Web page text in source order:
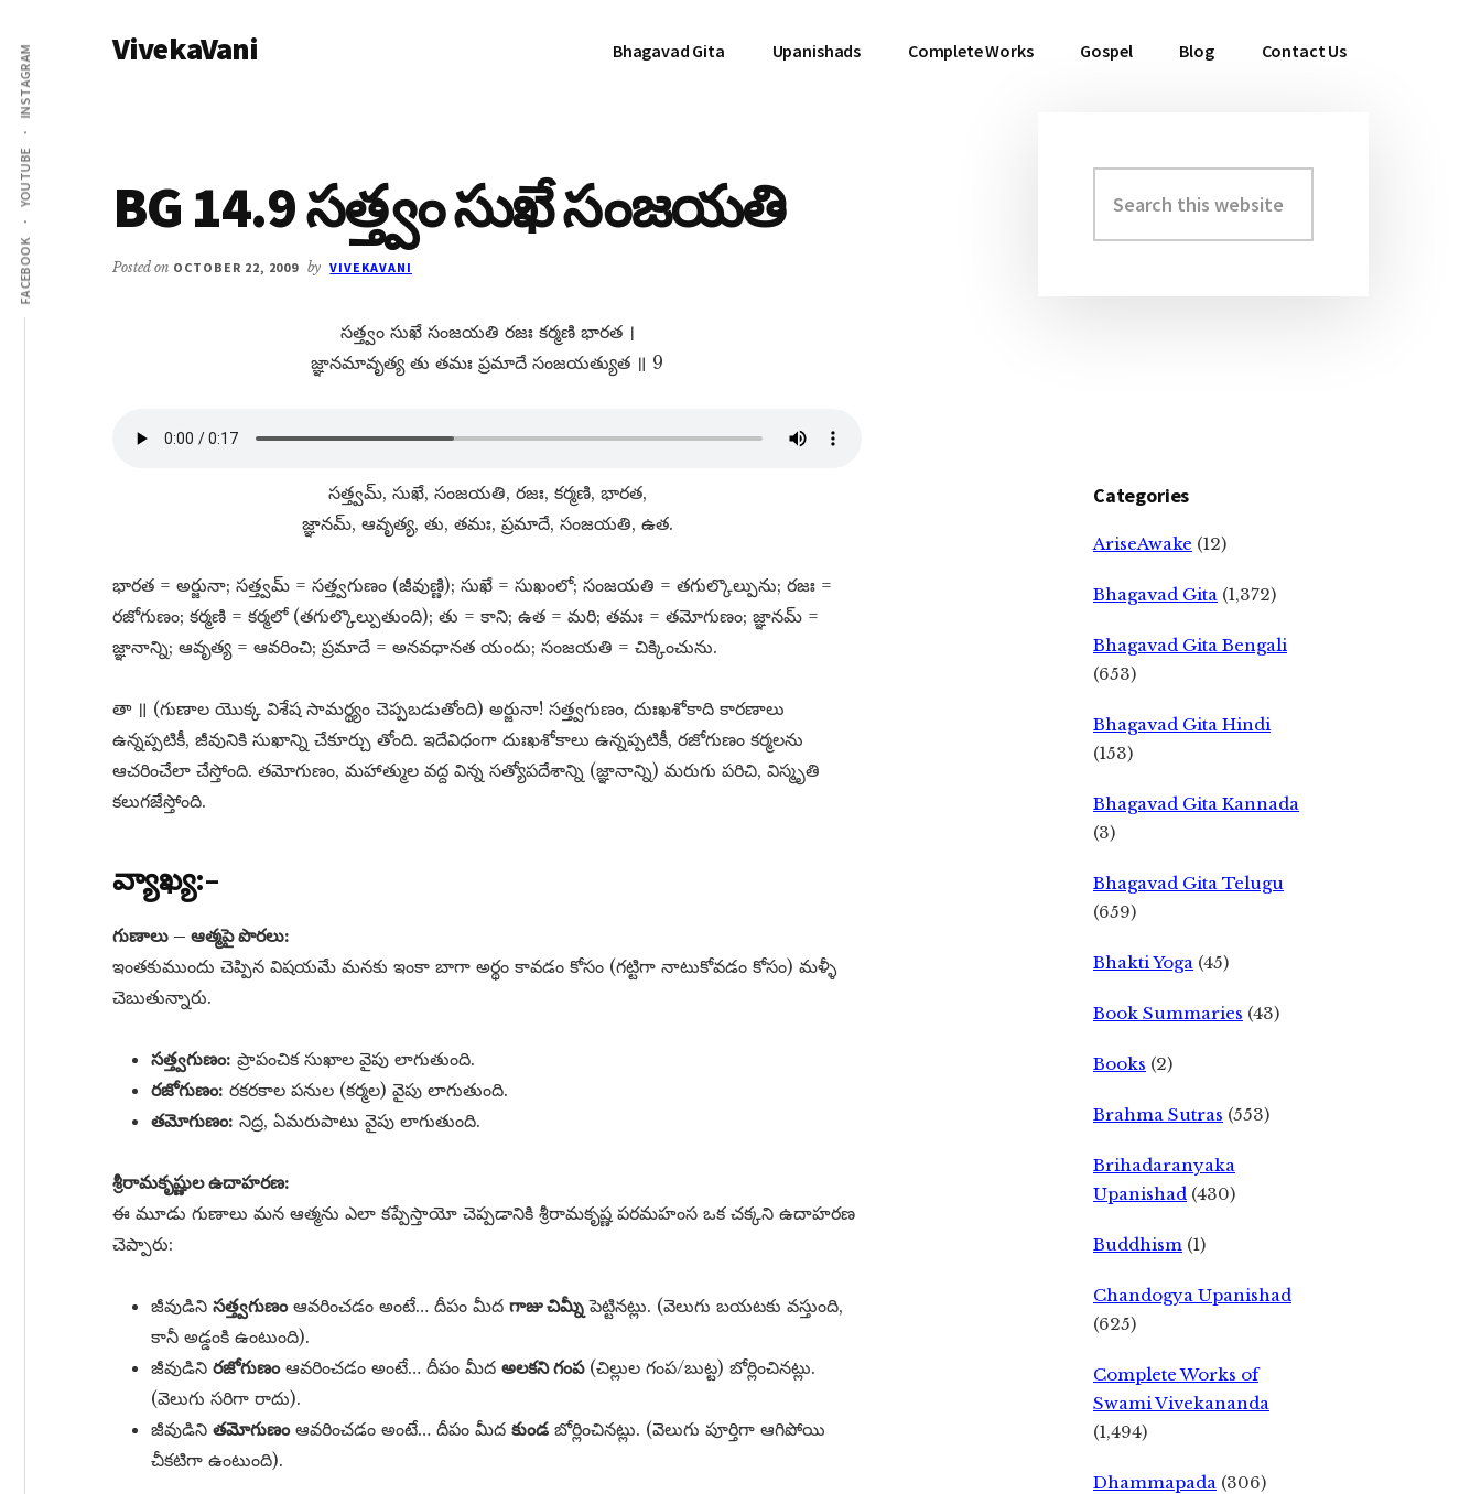
main
content
primary
sidebar
Additional
menu
FACEBOOK
YOUTUBE
INSTAGRAM VivekaVani Bhagavad Gita Upanishads Complete Works Gospel Blog Contact Us
BG 14.9 సత్త్వం సుఖే సంజయతి
Posted on OCTOBER 22, 2009 by VIVEKAVANI
సత్త్వం సుఖే సంజయతి రజః కర్మణి భారత ।
జ్ఞానమావృత్య తు తమః ప్రమాదే సంజయత్యుత ॥ 9
సత్త్వమ్​, సుఖే, సంజయతి, రజః, కర్మణి, భారత,
జ్ఞానమ్​, ఆవృత్య, తు, తమః, ప్రమాదే, సంజయతి, ఉత.
భారత = అర్జునా; సత్త్వమ్​ = సత్త్వగుణం (జీవుణ్ణి); సుఖే = సుఖంలో; సంజయతి = తగుల్కొల్పును; రజః =
రజోగుణం; కర్మణి = కర్మలో (తగుల్కొల్పుతుంది); తు = కాని; ఉత = మరి; తమః = తమోగుణం; జ్ఞానమ్​ =
జ్ఞానాన్ని; ఆవృత్య = ఆవరించి; ప్రమాదే = అనవధానత యందు; సంజయతి = చిక్కించును.
తా ॥ (గుణాల యొక్క విశేష సామర్థ్యం చెప్పబడుతోంది) అర్జునా! సత్త్వగుణం, దుఃఖశోకాది కారణాలు
ఉన్నప్పటికీ, జీవునికి సుఖాన్ని చేకూర్చు తోంది. ఇదేవిధంగా దుఃఖశోకాలు ఉన్నప్పటికీ, రజోగుణం కర్మలను
ఆచరించేలా చేస్తోంది. తమోగుణం, మహాత్ముల వద్ద విన్న సత్యోపదేశాన్ని (జ్ఞానాన్ని) మరుగు పరిచి, విస్మృతి
కలుగజేస్తోంది.
వ్యాఖ్య:–
గుణాలు – ఆత్మపై పొరలు:
ఇంతకుముందు చెప్పిన విషయమే మనకు ఇంకా బాగా అర్థం కావడం కోసం (గట్టిగా నాటుకోవడం కోసం) మళ్ళీ
చెబుతున్నారు.
సత్త్వగుణం: ప్రాపంచిక సుఖాల వైపు లాగుతుంది.
రజోగుణం: రకరకాల పనుల (కర్మల) వైపు లాగుతుంది.
తమోగుణం: నిద్ర, ఏమరుపాటు వైపు లాగుతుంది.
శ్రీరామకృష్ణుల ఉదాహరణ:
ఈ మూడు గుణాలు మన ఆత్మను ఎలా కప్పేస్తాయో చెప్పడానికి శ్రీరామకృష్ణ పరమహంస ఒక చక్కని ఉదాహరణ
చెప్పారు:
జీవుడిని సత్త్వగుణంఆవరించడం అంటే… దీపం మీద గాజు చిమ్నీ పెట్టినట్లు. (వెలుగు బయటకు వస్తుంది,
కానీ అడ్డంకి ఉంటుంది).
జీవుడిని రజోగుణంఆవరించడం అంటే… దీపం మీద అలకని గంప(చిల్లుల గంప/బుట్ట) బోర్లించినట్లు.
(వెలుగు సరిగా రాదు).
జీవుడిని తమోగుణంఆవరించడం అంటే… దీపం మీద కుండ బోర్లించినట్లు. (వెలుగు పూర్తిగా ఆగిపోయి
చీకటిగా ఉంటుంది).
Primary
Sidebar
this
website
Categories
AriseAwake (12)
Bhagavad Gita (1,372)
Bhagavad Gita Bengali
(653)
Bhagavad Gita Hindi
(153)
Bhagavad Gita Kannada
(3)
Bhagavad Gita Telugu
(659)
Bhakti Yoga (45)
Book Summaries (43)
Books (2)
Brahma Sutras (553)
Brihadaranyaka
Upanishad (430)
Buddhism (1)
Chandogya Upanishad
(625)
Complete Works of
Swami Vivekananda
(1,494)
Dhammapada (306)